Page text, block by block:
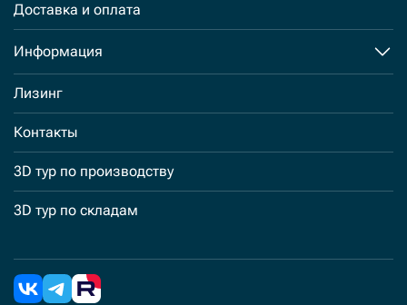
Доставка и оплата
Информация
Лизинг
Контакты
3D тур по производству
3D тур по складам